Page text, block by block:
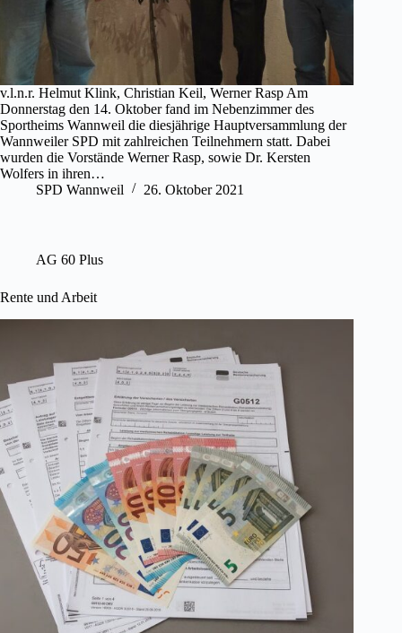
v.l.n.r. Helmut Klink, Christian Keil, Werner Rasp Am
Donnerstag den 14. Oktober fand im Nebenzimmer des
Sportheims Wannweil die diesjährige Hauptversammlung der
Wannweiler SPD mit zahlreichen Teilnehmern statt. Dabei
wurden die Vorstände Werner Rasp, sowie Dr. Kersten
Wolfers in ihren…
SPD Wannweil
26. Oktober 2021
AG 60 Plus
Rente und Arbeit